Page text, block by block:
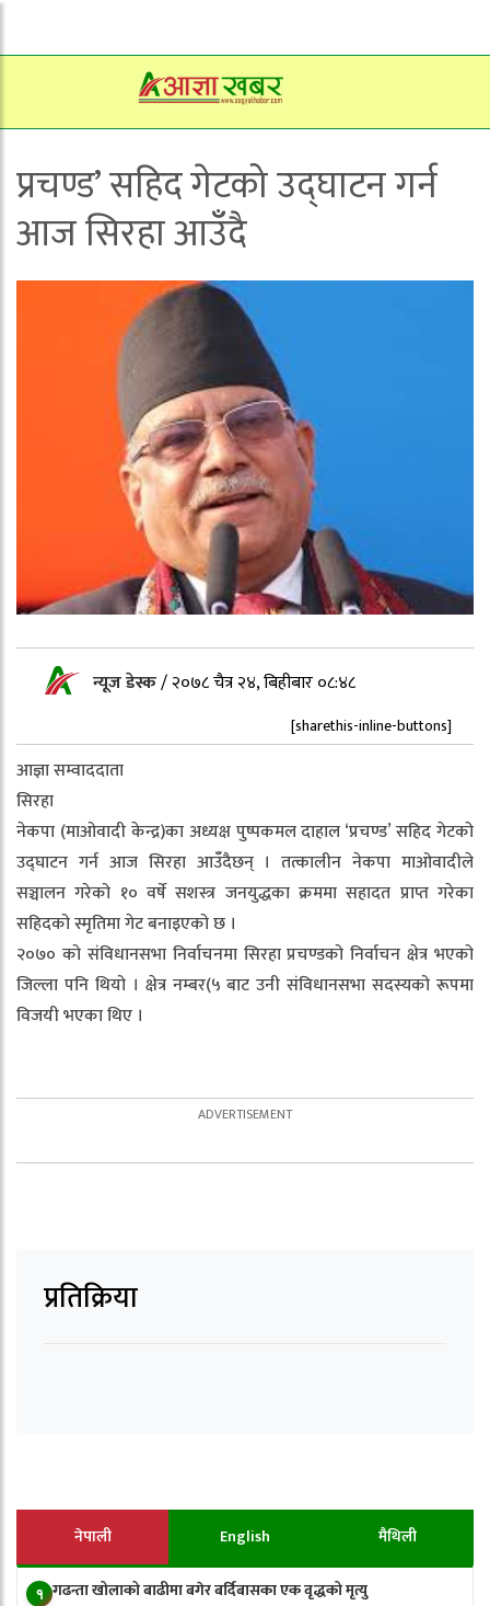
प्रचण्ड’ सहिद गेटको उद्घाटन गर्न
आज सिरहा आउँँदै
न्यूज डेस्क/२०७८ चैत्र २४, बिहीबार ०८:४८
[sharethis-inline-buttons]
आज्ञा सम्वाददाता
सिरहा
नेकपा (माओवादी केन्द्र)का अध्यक्ष पुष्पकमल दाहाल ‘प्रचण्ड’ सहिद गेटको
उद्घाटन गर्न आज सिरहा आउँँदैछन् । तत्कालीन नेकपा माओवादीले
सञ्चालन गरेको १० वर्षे सशस्त्र जनयुद्धका क्रममा सहादत प्राप्त गरेका
सहिदको स्मृतिमा गेट बनाइएको छ ।
२०७० को संविधानसभा निर्वाचनमा सिरहा प्रचण्डको निर्वाचन क्षेत्र भएको
जिल्ला पनि थियो । क्षेत्र नम्बर(५ बाट उनी संविधानसभा सदस्यको रूपमा
विजयी भएका थिए ।
प्रतिक्रिया
नेपाली English मैथिली
१ गढन्ता खोलाको बाढीमा बगेर बर्दिबासका एक वृद्धको मृत्यु